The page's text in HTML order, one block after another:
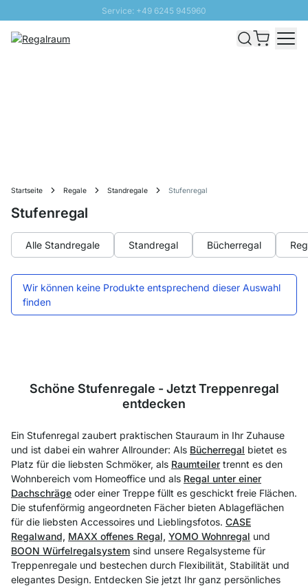
Service: +49 6245 945960
Schnelle Lieferung - Gratis Versand ab 100€
Startseite Regale Standregale Stufenregal
Stufenregal
Alle Standregale Standregal Bücherregal
Wir können keine Produkte entsprechend dieser Auswahl
finden
Schöne Stufenregale - Jetzt Treppenregal
entdecken
Ein Stufenregal zaubert praktischen Stauraum in Ihr Zuhause
und ist dabei ein wahrer Allrounder: Als Bücherregal bietet es
Platz für die liebsten Schmöker, als Raumteiler trennt es den
Wohnbereich vom Homeoffice und als Regal unter einer
Dachschräge oder einer Treppe füllt es geschickt freie Flächen.
Die stufenförmig angeordneten Fächer bieten Ablageflächen
für die liebsten Accessoires und Lieblingsfotos. CASE
Regalwand, MAXX offenes Regal, YOMO Wohnregal und
BOON Würfelregalsystem sind unsere Regalsysteme für
Treppenregale und bestechen durch Flexibilität, Stabilität und
elegantes Design. Entdecken Sie jetzt Ihr ganz persönliches